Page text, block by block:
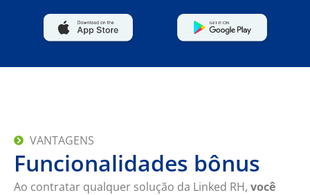
Funcionalidades bônus
VANTAGENS
Ao contratar qualquer solução da Linked RH, você